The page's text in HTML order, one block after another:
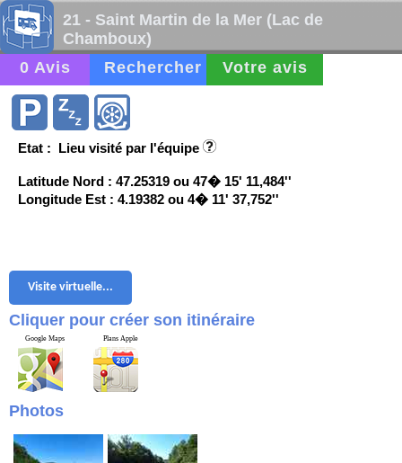
21 - Saint Martin de la Mer (Lac de
Chamboux)
0 Avis
Rechercher Votre avis
Etat : Lieu visité par l'équipe
Latitude Nord : 47.25319 ou 47� 15' 11,484''
Longitude Est : 4.19382 ou 4� 11' 37,752''
Visite virtuelle...
Cliquer pour créer son itinéraire
Google Maps Plans Apple
Photos